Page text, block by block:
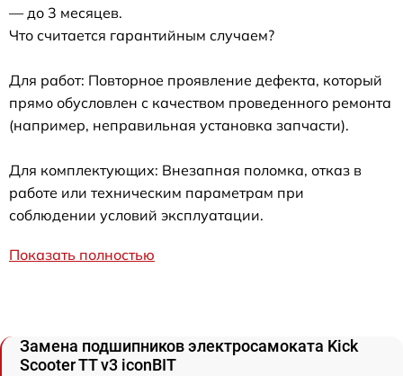
— до 3 месяцев.
Что считается гарантийным случаем?
Для работ: Повторное проявление дефекта, который
прямо обусловлен с качеством проведенного ремонта
(например, неправильная установка запчасти).
Для комплектующих: Внезапная поломка, отказ в
работе или техническим параметрам при
соблюдении условий эксплуатации.
Показать полностью
Замена подшипников электросамоката Kick
Scooter TT v3 iconBIT